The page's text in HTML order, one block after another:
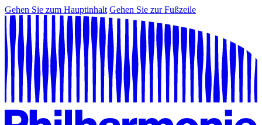
Gehen Sie zum Hauptinhalt Gehen Sie zur Fußzeile